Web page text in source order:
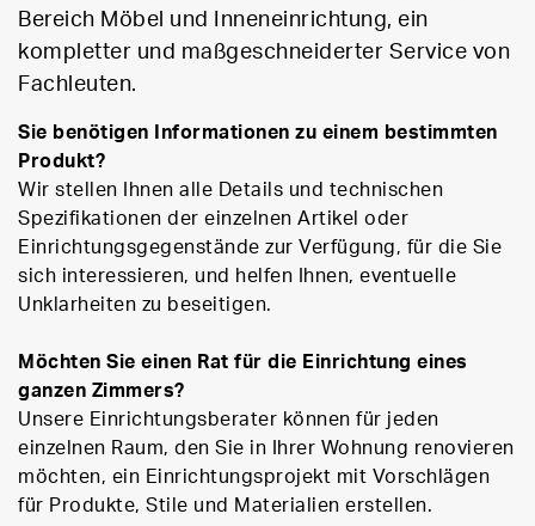
Bereich Möbel und Inneneinrichtung, ein
kompletter und maßgeschneiderter Service von
Fachleuten.
Sie benötigen Informationen zu einem bestimmten
Produkt?
Wir stellen Ihnen alle Details und technischen
Spezifikationen der einzelnen Artikel oder
Einrichtungsgegenstände zur Verfügung, für die Sie
sich interessieren, und helfen Ihnen, eventuelle
Unklarheiten zu beseitigen.
Möchten Sie einen Rat für die Einrichtung eines
ganzen Zimmers?
Unsere Einrichtungsberater können für jeden
einzelnen Raum, den Sie in Ihrer Wohnung renovieren
möchten, ein Einrichtungsprojekt mit Vorschlägen
für Produkte, Stile und Materialien erstellen.